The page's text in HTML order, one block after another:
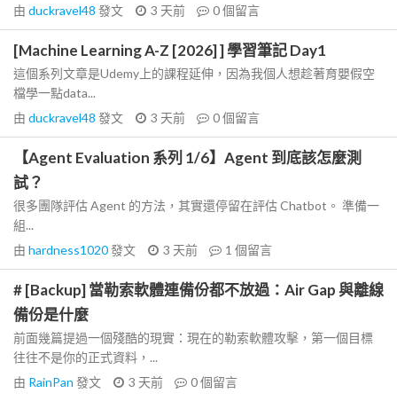
由 duckravel48 發文 3 天前 0個留言
[Machine Learning A-Z [2026] ] 學習筆記 Day1
這個系列文章是Udemy上的課程延伸，因為我個人想趁著育嬰假空
檔學一點data...
由 duckravel48 發文 3 天前 0個留言
【Agent Evaluation 系列 1/6】Agent 到底該怎麼測
試？
很多團隊評估 Agent 的方法，其實還停留在評估 Chatbot。 準備一
組...
由 hardness1020發文 3 天前 1 個留言
# [Backup] 當勒索軟體連備份都不放過：Air Gap 與離線
備份是什麼
前面幾篇提過一個殘酷的現實：現在的勒索軟體攻擊，第一個目標
往往不是你的正式資料，...
由 RainPan 發文 3 天前 0個留言